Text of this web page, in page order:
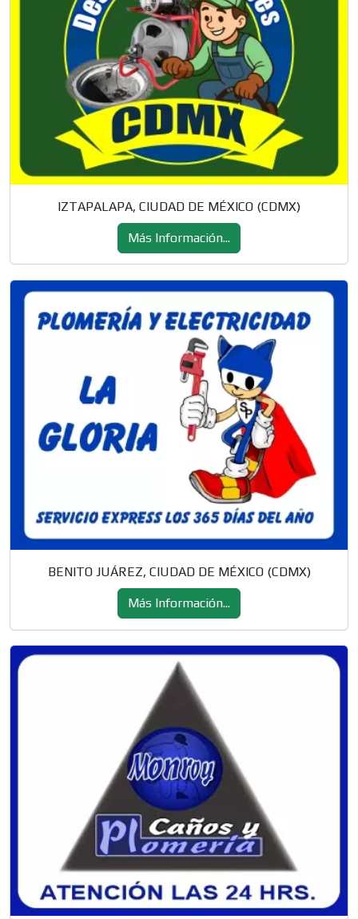
IZTAPALAPA, CIUDAD DE MÉXICO (CDMX)
Más Información...
BENITO JUÁREZ, CIUDAD DE MÉXICO (CDMX)
Más Información...